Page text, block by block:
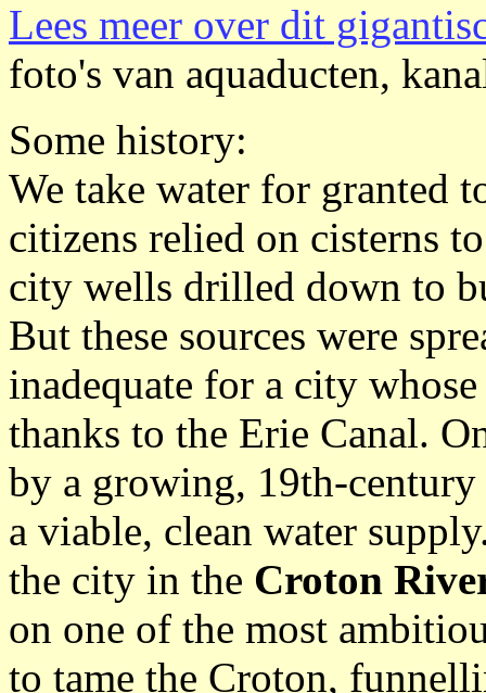
Lees meer over dit
foto's van aquaducten,
Some history:
We take water for granted
citizens relied on cisterns
city wells drilled down to
But these sources were
inadequate for a city
thanks to the Erie Canal.
by a growing, 19th-
a viable, clean water
the city in the Croton
on one of the most
to tame the Croton,